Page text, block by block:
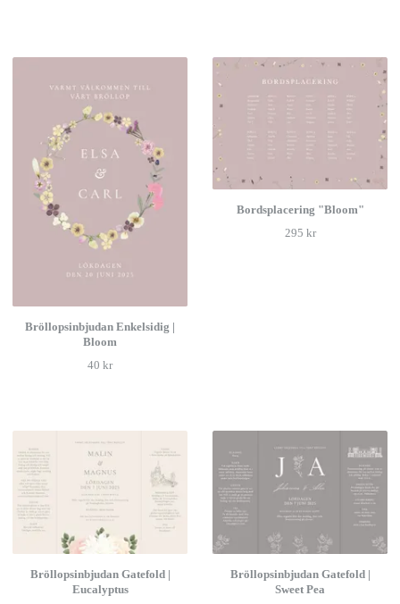
Bröllopsinbjudan Enkelsidig |
Bloom
40 kr
Bordsplacering "Bloom"
295 kr
Bröllopsinbjudan Gatefold |
Eucalyptus
Bröllopsinbjudan Gatefold |
Sweet Pea